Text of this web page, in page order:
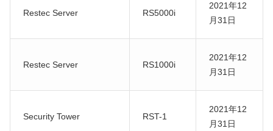
Restec Server RS5000i
2021年12
月31日
Restec Server RS1000i
2021年12
月31日
Security Tower RST-1
2021年12
月31日